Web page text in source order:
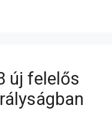
új felelős